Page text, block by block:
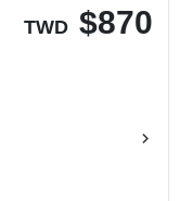
TWD $870